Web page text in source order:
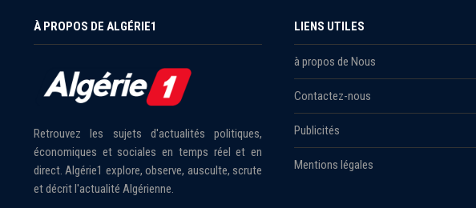
À PROPOS DE ALGÉRIE1
Retrouvez les sujets d'actualités politiques,
économiques et sociales en temps réel et en
direct. Algérie1 explore, observe, ausculte, scrute
et décrit l'actualité Algérienne.
LIENS UTILES
à propos de Nous
Contactez-nous
Publicités
Mentions légales